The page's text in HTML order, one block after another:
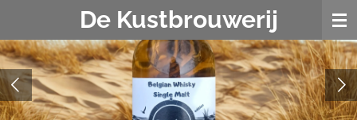
naar
de
hoofdinhoud
De Kustbrouwerij